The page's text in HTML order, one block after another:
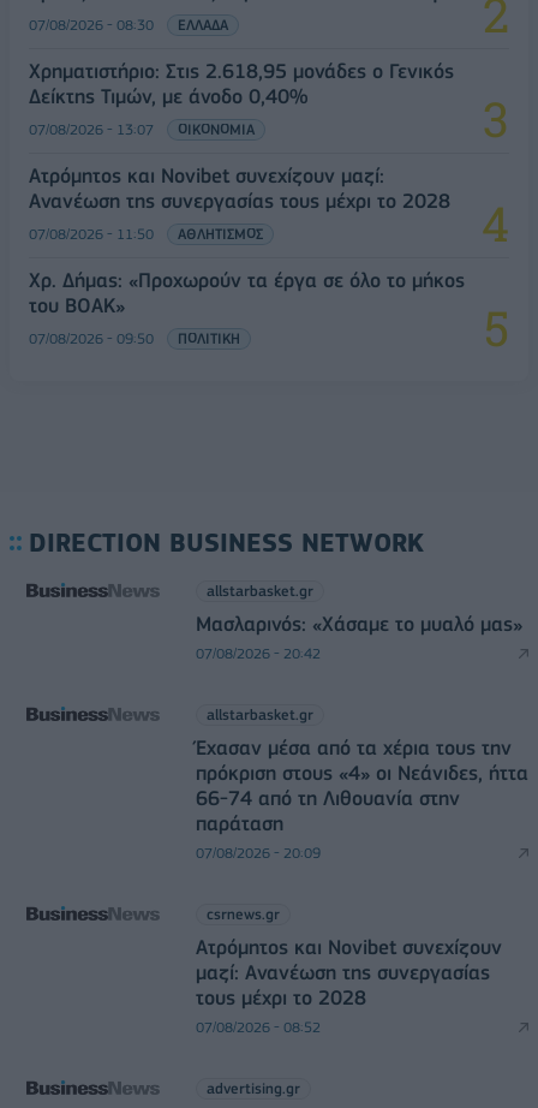
07/08/2026 - 08:30 ΕΛΛΑΔΑ
Χρηματιστήριο: Στις 2.618,95 μονάδες ο Γενικός
Δείκτης Τιμών, με άνοδο 0,40%
07/08/2026 - 13:07 ΟΙΚΟΝΟΜΙΑ
Ατρόμητος και Novibet συνεχίζουν μαζί:
Ανανέωση της συνεργασίας τους μέχρι το 2028
07/08/2026 - 11:50 ΑΘΛΗΤΙΣΜΟΣ
Χρ. Δήμας: «Προχωρούν τα έργα σε όλο το μήκος
του ΒΟΑΚ»
07/08/2026 - 09:50 ΠΟΛΙΤΙΚΗ
DIRECTION BUSINESS NETWORK
allstarbasket.gr
Μασλαρινός: «Χάσαμε το μυαλό μας»
07/08/2026 - 20:42
allstarbasket.gr
Έχασαν μέσα από τα χέρια τους την
πρόκριση στους «4» οι Νεάνιδες, ήττα
66-74 από τη Λιθουανία στην
παράταση
07/08/2026 - 20:09
csrnews.gr
Ατρόμητος και Novibet συνεχίζουν
μαζί: Ανανέωση της συνεργασίας
τους μέχρι το 2028
07/08/2026 - 08:52
advertising.gr